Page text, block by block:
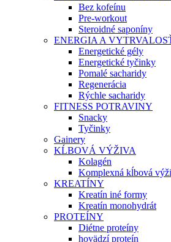
Bez kofeínu
Pre-workout
Steroidné saponíny
ENERGIA A
Energetické gély
Energetické tyčinky
Pomalé sacharidy
Regenerácia
Rýchle sacharidy
FITNESS POTRAVINY
Snacky
Tyčinky
Gainery
KĹBOVÁ VÝŽIVA
Kolagén
Komplexná kĺbová
KREATÍNY
Kreatín iné formy
Kreatín monohydrát
PROTEÍNY
Diétne proteíny
hovädzí proteín